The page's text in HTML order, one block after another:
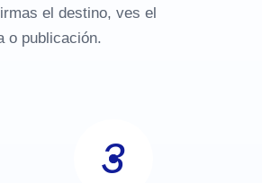
el destino, ves el
o publicación.
3